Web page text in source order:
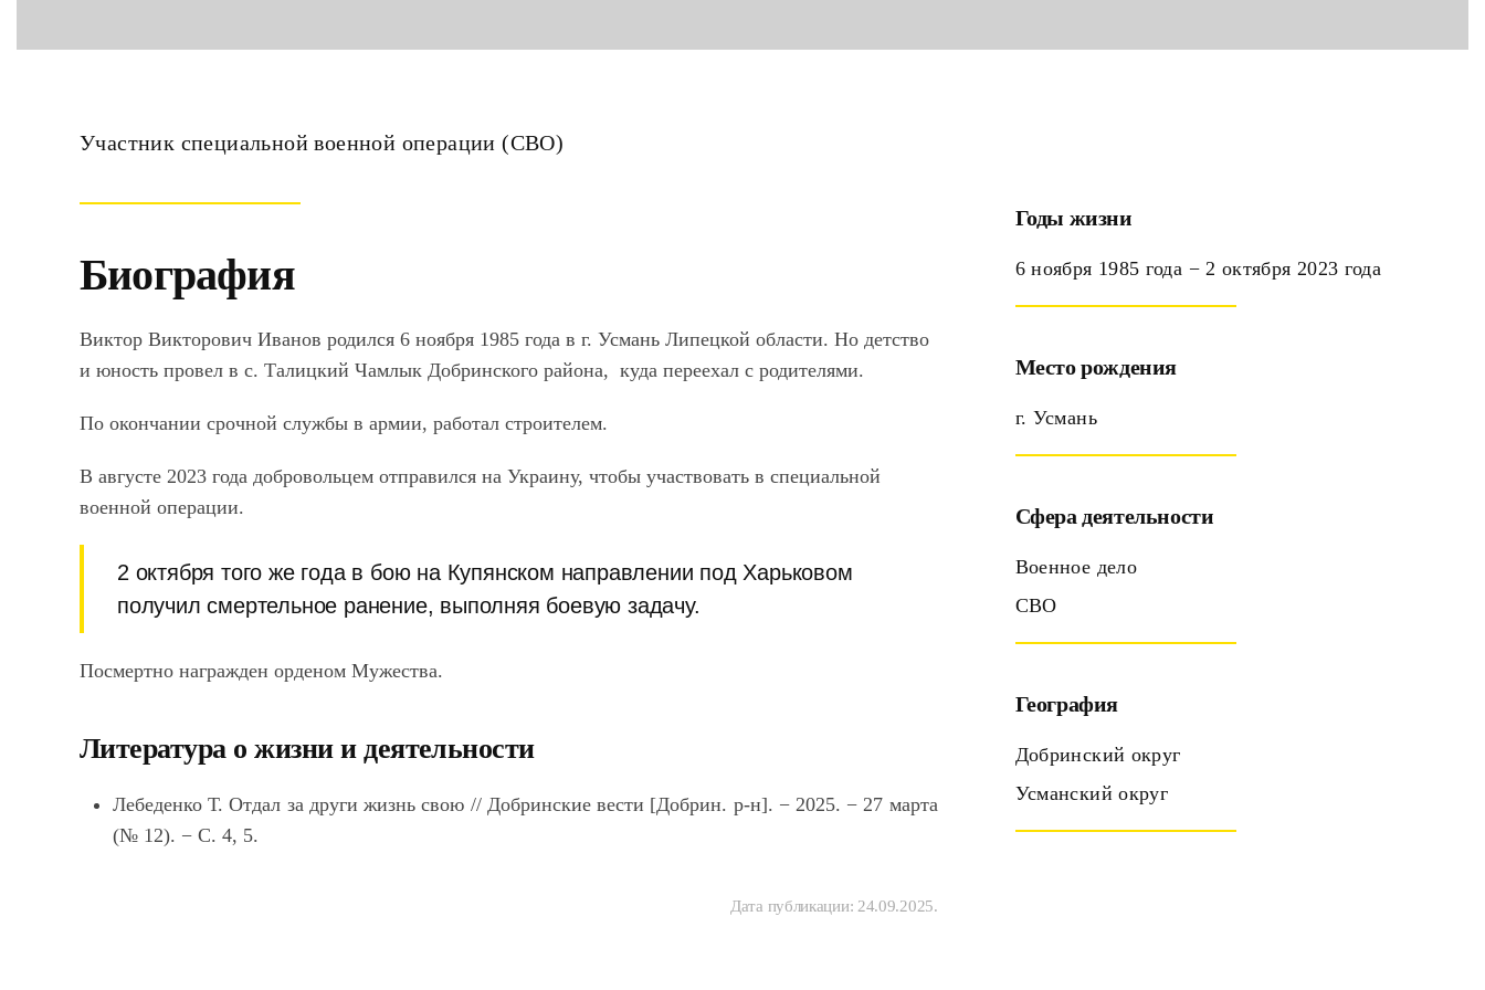
Участник специальной военной операции (СВО)
Биография
Виктор Викторович Иванов родился 6 ноября 1985 года в г. Усмань Липецкой области. Но детство
и юность провел в с. Талицкий Чамлык Добринского района, куда переехал с родителями.
По окончании срочной службы в армии, работал строителем.
В августе 2023 года добровольцем отправился на Украину, чтобы участвовать в специальной
военной операции.
2 октября того же года в бою на Купянском направлении под Харьковом
получил смертельное ранение, выполняя боевую задачу.
Посмертно награжден орденом Мужества.
Литература о жизни и деятельности
Лебеденко Т. Отдал за други жизнь свою // Добринские вести [Добрин. р-н]. −2025. − 27 марта
(№ 12). − С. 4, 5.
Дата публикации: 24.09.2025.
Годы жизни
6 ноября 1985 года − 2 октября 2023 года
Место рождения
г. Усмань
Сфера деятельности
Военное дело
СВО
География
Добринский округ
Усманский округ